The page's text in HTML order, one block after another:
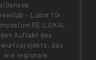
– Labor für
RE:LOKAL
Auftakt des
das
wie regionale